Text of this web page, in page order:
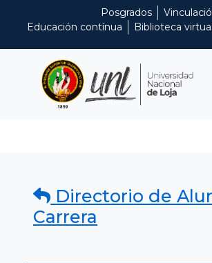
Posgrados
Educación contínua
Biblioteca virtual
Directorio de
Carrera